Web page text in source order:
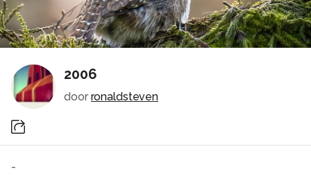
2006
door ronaldsteven
-